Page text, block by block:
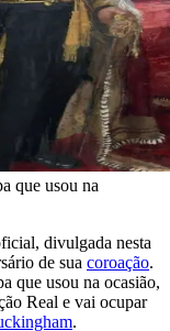
que usou na
divulgada nesta
de sua coroação.
que usou na ocasião,
Real e vai ocupar
.